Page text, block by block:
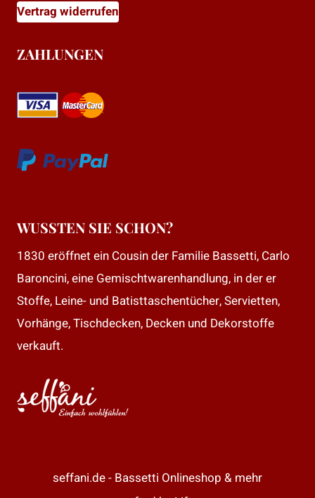
Vertrag widerrufen
ZAHLUNGEN
WUSSTEN SIE SCHON?
1830 eröffnet ein Cousin der Familie Bassetti, Carlo
Baroncini, eine Gemischtwarenhandlung, in der er
Stoffe, Leine- und Batisttaschentücher, Servietten,
Vorhänge, Tischdecken, Decken und Dekorstoffe
verkauft.
seffani.de - Bassetti Onlineshop & mehr